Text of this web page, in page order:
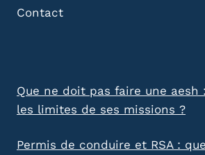
Contact
Que ne doit pas faire une aesh
les limites de ses missions ?
Permis de conduire et RSA :